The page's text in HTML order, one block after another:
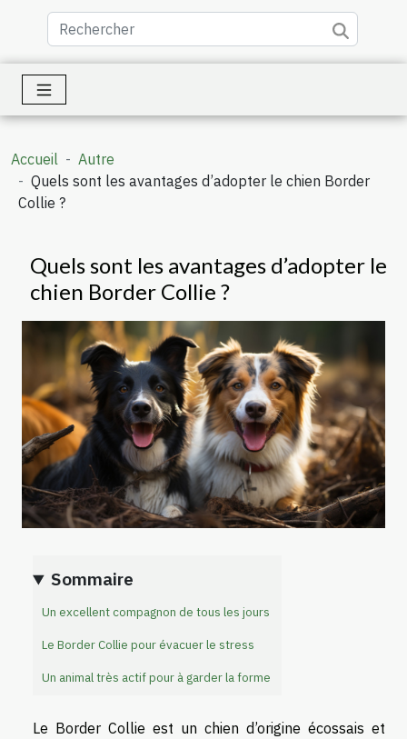
Accueil
Autre
Quels sont les avantages d’adopter le chien Border
Collie ?
Quels sont les avantages d’adopter le
chien Border Collie ?
Sommaire
Un excellent compagnon de tous les jours
Le Border Collie pour évacuer le stress
Un animal très actif pour à garder la forme
Le Border Collie est un chien d’origine écossais et